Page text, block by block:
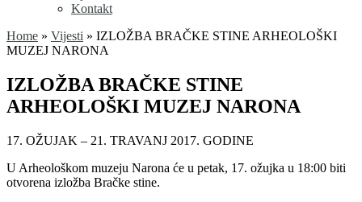
Kontakt
Home » Vijesti » IZLOŽBA BRAČKE STINE ARHEOLOŠKI
MUZEJ NARONA
IZLOŽBA BRAČKE STINE
ARHEOLOŠKI MUZEJ NARONA
17. OŽUJAK – 21. TRAVANJ 2017. GODINE
U Arheološkom muzeju Narona će u petak, 17. ožujka u 18:00 biti
otvorena izložba Bračke stine.